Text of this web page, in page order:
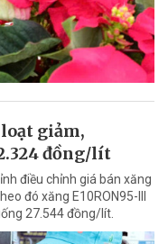
giảm,
đồng/lít
điều chỉnh giá bán xăng
đó xăng E10RON95-III
27.544 đồng/lít.